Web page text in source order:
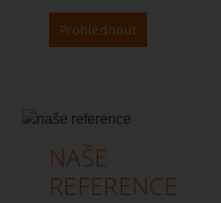
Prohlédnout
NAŠE
REFERENCE